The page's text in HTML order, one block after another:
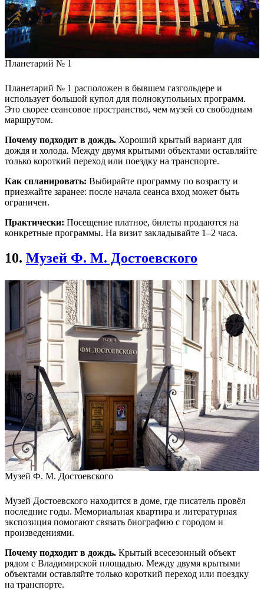
Планетарий № 1
Планетарий № 1 расположен в бывшем газгольдере и
использует большой купол для полнокупольных программ.
Это скорее сеансовое пространство, чем музей со свободным
маршрутом.
Почему подходит в дождь. Хороший крытый вариант для
дождя и холода. Между двумя крытыми объектами оставляйте
только короткий переход или поездку на транспорте.
Как спланировать: Выбирайте программу по возрасту и
приезжайте заранее: после начала сеанса вход может быть
ограничен.
Практически: Посещение платное, билеты продаются на
конкретные программы. На визит закладывайте 1–2 часа.
10. Музей Ф. М. Достоевского
Музей Ф. М. Достоевского
Музей Достоевского находится в доме, где писатель провёл
последние годы. Мемориальная квартира и литературная
экспозиция помогают связать биографию с городом и
произведениями.
Почему подходит в дождь. Крытый всесезонный объект
рядом с Владимирской площадью. Между двумя крытыми
объектами оставляйте только короткий переход или поездку
на транспорте.